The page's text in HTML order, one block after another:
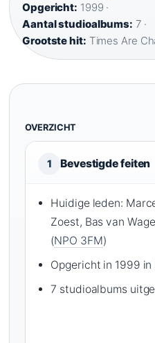
Opgericht: 1999 ·
Aantal studioalbums: 7 ·
Grootste hit: Times Are
OVERZICHT
1 Bevestigde feiten
Huidige leden:
Zoest, Bas van
(NPO 3FM)
Opgericht in 1999 in
7 studioalbums